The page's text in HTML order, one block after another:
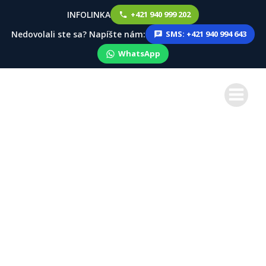
INFOLINKA +421 940 999 202
Nedovolali ste sa? Napíšte nám:
SMS: +421 940 994 643
WhatsApp